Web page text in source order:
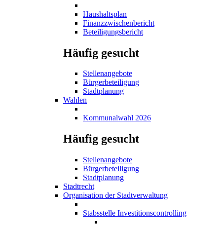
Haushaltsplan
Finanzzwischenbericht
Beteiligungsbericht
Häufig gesucht
Stellenangebote
Bürgerbeteiligung
Stadtplanung
Wahlen
Kommunalwahl 2026
Häufig gesucht
Stellenangebote
Bürgerbeteiligung
Stadtplanung
Stadtrecht
Organisation der Stadtverwaltung
Stabsstelle Investitionscontrolling